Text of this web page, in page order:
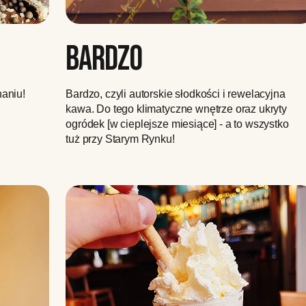
BARDZO
Bardzo, czyli autorskie słodkości i rewelacyjna
kawa. Do tego klimatyczne wnętrze oraz ukryty
ogródek [w cieplejsze miesiące] - a to wszystko
tuż przy Starym Rynku!